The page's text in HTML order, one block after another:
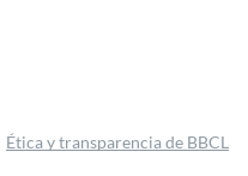
Ética y transparencia de BBCL